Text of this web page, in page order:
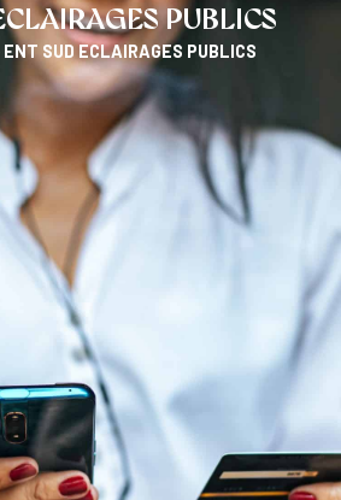
PUBLICS
ENT SUD ECLAIRAGES PUBLICS